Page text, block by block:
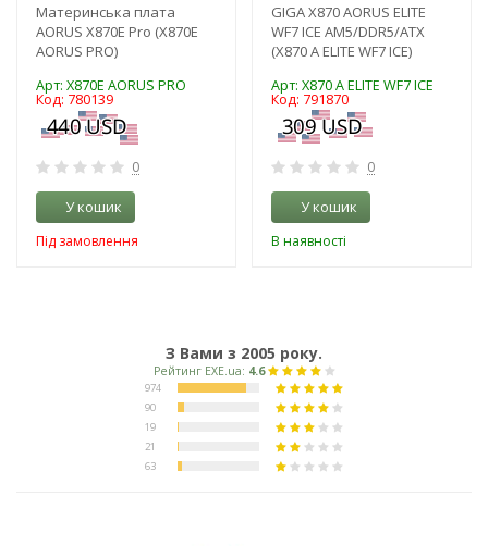
Материнська плата
AORUS X870E Pro (X870E
AORUS PRO)
Арт: X870E AORUS PRO
Код: 780139
0
У кошик
Під замовлення
GIGA X870 AORUS ELITE
WF7 ICE AM5/DDR5/ATX
(X870 A ELITE WF7 ICE)
Арт: X870 A ELITE WF7 ICE
Код: 791870
0
У кошик
В наявності
З Вами з 2005 року.